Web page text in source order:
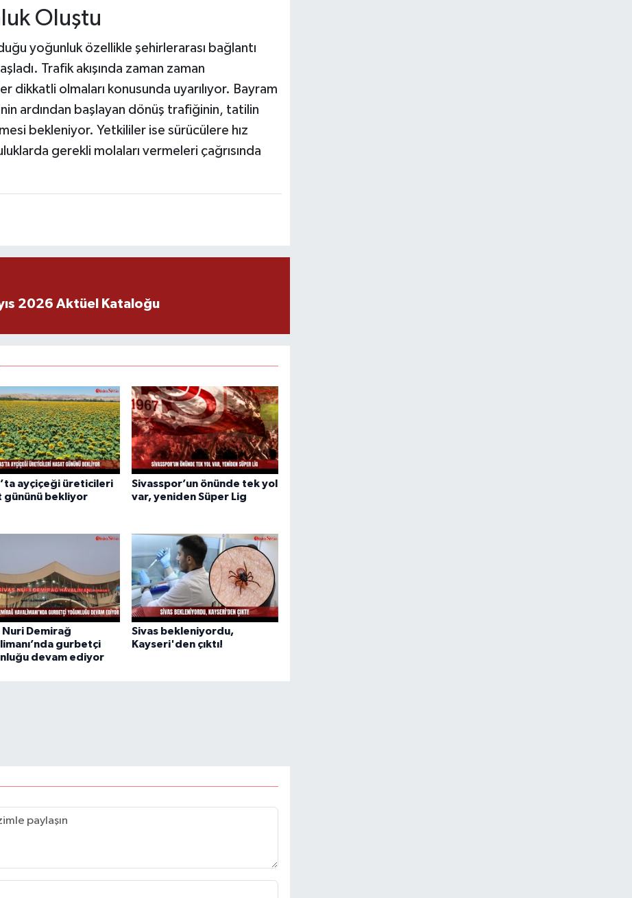
Oluştu
yoğunluk özellikle şehirlerarası bağlantı
Trafik akışında zaman zaman
dikkatli olmaları konusunda uyarılıyor. Bayram
ardından başlayan dönüş trafiğinin, tatilin
bekleniyor. Yetkililer ise sürücülere hız
gerekli molaları vermeleri çağrısında
2026 Aktüel Kataloğu
ayçiçeği üreticileri
gününü bekliyor
Sivasspor’un önünde tek yol
var, yeniden Süper Lig
Nuri Demirağ
gurbetçi
devam ediyor
Sivas bekleniyordu,
Kayseri'den çıktı!